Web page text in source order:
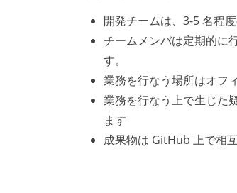
開発チームは、3-5 名程
チームメンバは定期的に
す。
業務を行なう場所はオフ
業務を行なう上で生じた
ます
成果物は GitHub 上で相